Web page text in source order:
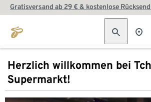
Gratisversand ab 29 € & kostenlose
Herzlich willkommen bei
Supermarkt!